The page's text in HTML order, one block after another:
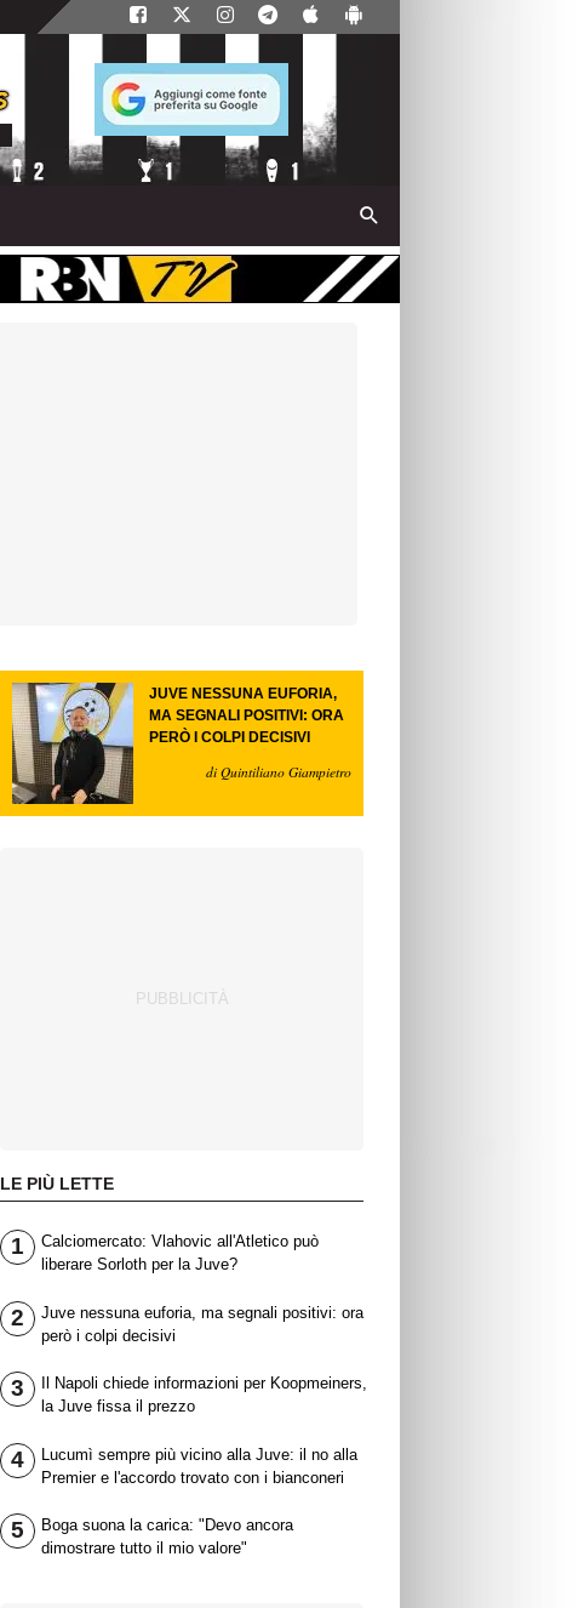
JUVE NESSUNA EUFORIA,
MA SEGNALI POSITIVI: ORA
PERÒ I COLPI DECISIVI
di Quintiliano Giampietro
LE PIÙ LETTE
1
Calciomercato: Vlahovic all'Atletico può
liberare Sorloth per la Juve?
2
Juve nessuna euforia, ma segnali positivi: ora
però i colpi decisivi
3
Il Napoli chiede informazioni per Koopmeiners,
la Juve fissa il prezzo
4
Lucumì sempre più vicino alla Juve: il no alla
Premier e l'accordo trovato con i bianconeri
5
Boga suona la carica: "Devo ancora
dimostrare tutto il mio valore"